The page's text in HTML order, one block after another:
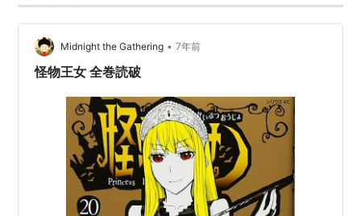
キャスト
ヒロ：入野自由
フランドル：井口裕香
リザ：喜多村英梨
令裡：豊崎愛生
紗和々：茅野愛衣
Midnight the Gathering • 7年前
怪物王女 全巻読破